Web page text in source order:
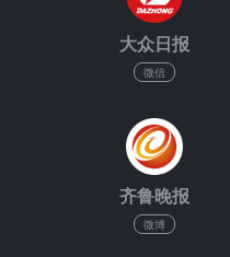
大众日报
微信
齐鲁晚报
微博